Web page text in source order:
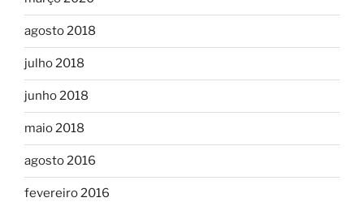
agosto 2018
julho 2018
junho 2018
maio 2018
agosto 2016
fevereiro 2016